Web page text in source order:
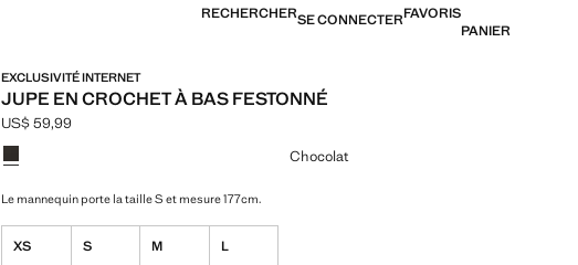
RECHERCHERSE CONNECTERFAVORIS
PANIER
EXCLUSIVITÉ INTERNET
JUPE EN CROCHET À BAS FESTONNÉ
Prix actuel [US$ 59,99 ]
US$ 59,99
Choisissez une couleur
Chocolat
Le mannequin porte la taille S et mesure 177cm.
XS S M L